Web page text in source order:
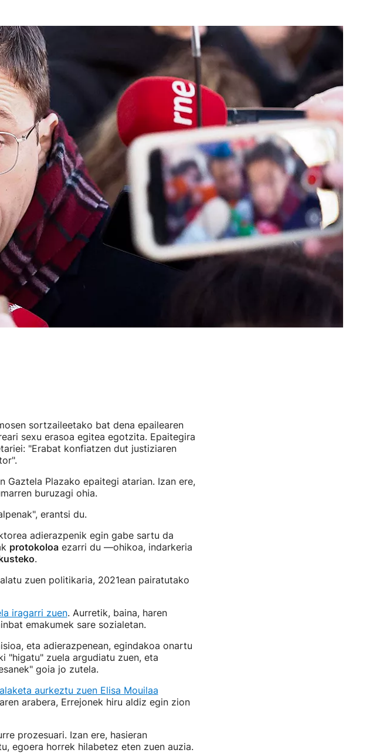
sortzaileetako bat dena epailearen
sexu erasoa egitea egotzita. Epaitegira
"Erabat konfiatzen dut justiziaren
Gaztela Plazako epaitegi atarian. Izan ere,
buruzagi ohia.
erantsi du.
adierazpenik egin gabe sartu da
protokoloaezarri du —ohikoa, indarkeria
.
zuen politikaria, 2021ean pairatutako
iragarri zuen. Aurretik, baina, haren
emakumek sare sozialetan.
eta adierazpenean, egindakoa onartu
zuela argudiatu zuen, eta
goia jo zutela.
aurkeztu zuen Elisa Mouilaa
arabera, Errejonek hiru aldiz egin zion
prozesuari. Izan ere, hasieran
egoera horrek hilabetez eten zuen auzia.